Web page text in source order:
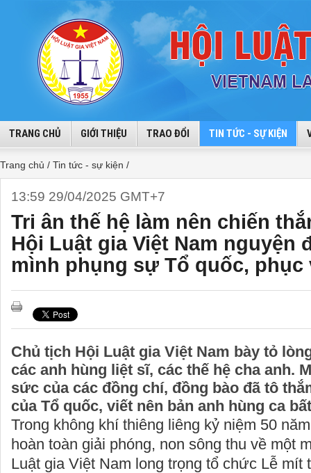
TRANG CHỦ GIỚI THIỆU TRAO ĐỔI TIN TỨC - SỰ KIỆN
Trang chủ / Tin tức - sự kiện /
13:59 29/04/2025 GMT+7
Tri ân thế hệ làm nên chiến
Hội Luật gia Việt Nam nguyện
mình phụng sự Tổ quốc, phục
Chủ tịch Hội Luật gia Việt Nam bày tỏ
các anh hùng liệt sĩ, các thế hệ cha anh.
sức của các đồng chí, đồng bào đã tô
của Tổ quốc, viết nên bản anh hùng ca
Trong không khí thiêng liêng kỷ niệm 50
hoàn toàn giải phóng, non sông thu về một
Luật gia Việt Nam long trọng tổ chức Lễ mít